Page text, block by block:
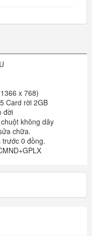
x 768)
Card rời 2GB
đời
không dây
chữa.
0 đồng.